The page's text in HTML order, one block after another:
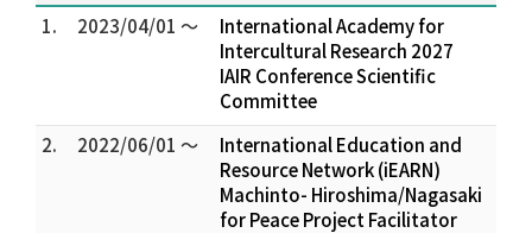
1.
2023/04/01 ～
International Academy for
Intercultural Research 2027
IAIR Conference Scientific
Committee
2.
2022/06/01 ～
International Education and
Resource Network (iEARN)
Machinto- Hiroshima/Nagasaki
for Peace Project Facilitator